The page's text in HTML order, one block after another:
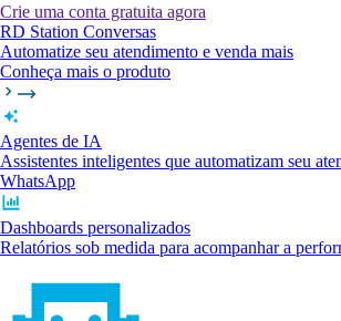
Crie uma conta gratuita agora
RD Station Conversas
Automatize seu atendimento e venda mais
Conheça mais o produto
Agentes de IA
Assistentes inteligentes que automatizam seu
WhatsApp
Dashboards personalizados
Relatórios sob medida para acompanhar a